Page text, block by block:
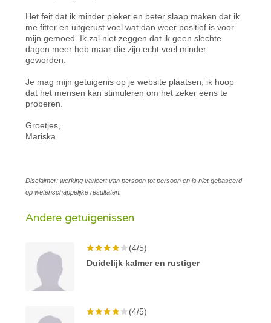
Het feit dat ik minder pieker en beter slaap maken dat ik
me fitter en uitgerust voel wat dan weer positief is voor
mijn gemoed. Ik zal niet zeggen dat ik geen slechte
dagen meer heb maar die zijn echt veel minder
geworden.
Je mag mijn getuigenis op je website plaatsen, ik hoop
dat het mensen kan stimuleren om het zeker eens te
proberen.
Groetjes,
Mariska
Disclaimer: werking varieert van persoon tot persoon en is niet gebaseerd
op wetenschappelijke resultaten.
Andere getuigenissen
(4/5)
Duidelijk kalmer en rustiger
(4/5)